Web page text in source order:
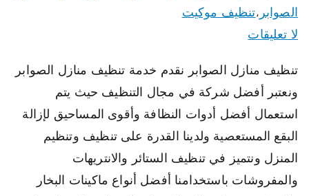
الصوابر ،تنظيف موكيت
لا تعليقات
تنظيف منازل الصوابر نقدم خدمة تنظيف منازل الصوابر
ونعتبر أفضل شركة في مجال التنظيف حيث يتم
استعمال أفضل أدوات النظافة وأقوى المساحيق لإزالة
البقع المستعصية ولدينا القدرة على تنظيف وتنظيم
المنزل ونتميز في تنظيف الستائر والانتريهات
والمفروشات باستخدامنا أفضل أنواع ماكينات البخار